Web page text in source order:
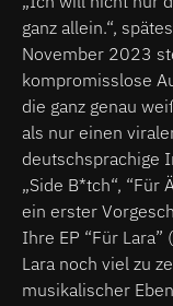
ganz allein.“,
November 2023
kompromisslose
die ganz genau
als nur einen
deutschsprachige
„Side B*tch“, “Für
ein erster
Ihre EP “Für
Lara noch viel zu
musikalischer